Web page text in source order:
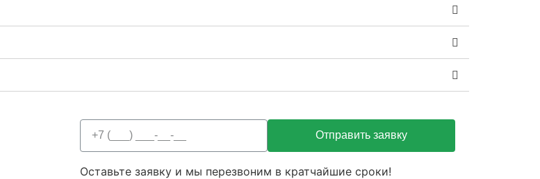
Отправить заявку
Оставьте заявку и мы перезвоним в кратчайшие сроки!